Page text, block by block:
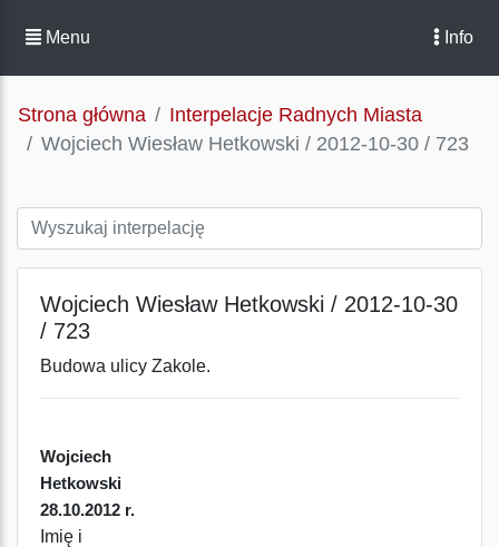
Menu Info
Strona główna
Interpelacje Radnych Miasta
Wojciech Wiesław Hetkowski / 2012-10-30 / 723
Wojciech Wiesław Hetkowski / 2012-10-30
/ 723
Budowa ulicy Zakole.
Wojciech
Hetkowski
28.10.2012 r.
Imię i